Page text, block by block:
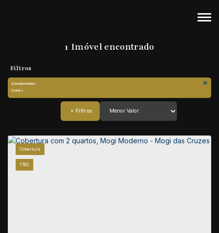
1 Imóvel encontrado
Condomínio:
1792
Cobertura